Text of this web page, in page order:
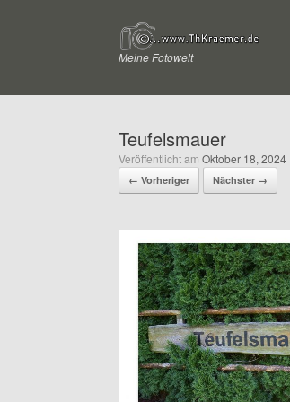
Meine Fotowelt
Teufelsmauer
Veröffentlicht am Oktober 18, 2024
← Vorheriger Nächster →